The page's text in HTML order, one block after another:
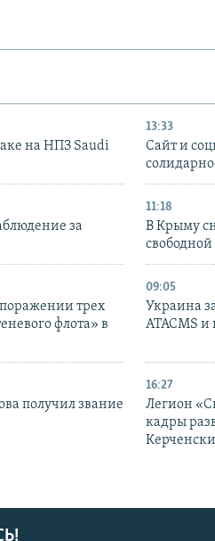
на НПЗ Saudi
13:33
Сайт и
за
11:18
В Крыму
трех
флота» в
09:05
Украина
ATACMS и
получил звание
16:27
Легион
кадры